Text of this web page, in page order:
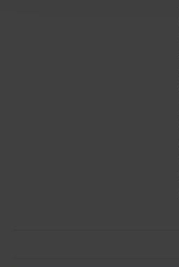
seleccionar solo aquellas
navegador. Si no seleccionas
las que sean indispensables
Saber más acerca de las